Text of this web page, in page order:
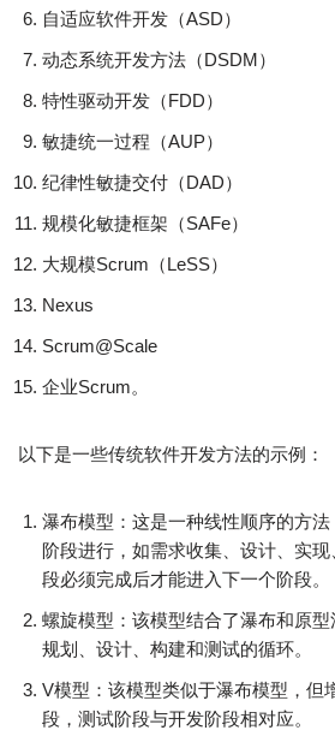
自适应软件开发（ASD）
动态系统开发方法（DSDM）
特性驱动开发（FDD）
敏捷统一过程（AUP）
纪律性敏捷交付（DAD）
规模化敏捷框架（SAFe）
大规模Scrum（LeSS）
Nexus
Scrum@Scale
企业Scrum。
以下是一些传统软件开发方法的示例：
瀑布模型：这是一种线性顺序的方
阶段进行，如需求收集、设计、实
段必须完成后才能进入下一个阶段。
螺旋模型：该模型结合了瀑布和原
规划、设计、构建和测试的循环。
V模型：该模型类似于瀑布模型，但
段，测试阶段与开发阶段相对应。